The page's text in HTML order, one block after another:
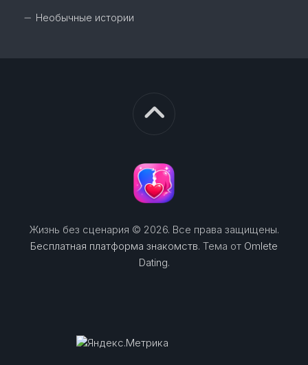
Необычные истории
Жизнь без сценария © 2026. Все права защищены.
Бесплатная платформа знакомств. Тема от Omlete
Dating.